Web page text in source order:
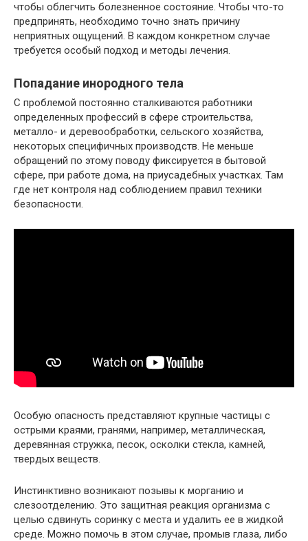
чтобы облегчить болезненное состояние. Чтобы что-то
предпринять, необходимо точно знать причину
неприятных ощущений. В каждом конкретном случае
требуется особый подход и методы лечения.
Попадание инородного тела
С проблемой постоянно сталкиваются работники
определенных профессий в сфере строительства,
металло- и деревообработки, сельского хозяйства,
некоторых специфичных производств. Не меньше
обращений по этому поводу фиксируется в бытовой
сфере, при работе дома, на приусадебных участках. Там
где нет контроля над соблюдением правил техники
безопасности.
Особую опасность представляют крупные частицы с
острыми краями, гранями, например, металлическая,
деревянная стружка, песок, осколки стекла, камней,
твердых веществ.
Инстинктивно возникают позывы к морганию и
слезоотделению. Это защитная реакция организма с
целью сдвинуть соринку с места и удалить ее в жидкой
среде. Можно помочь в этом случае, промыв глаза, либо